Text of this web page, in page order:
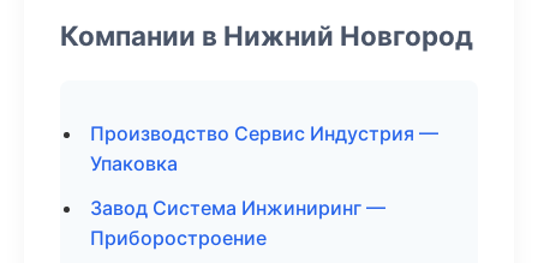
Компании в Нижний Новгород
Производство Сервис Индустрия —
Упаковка
Завод Система Инжиниринг —
Приборостроение